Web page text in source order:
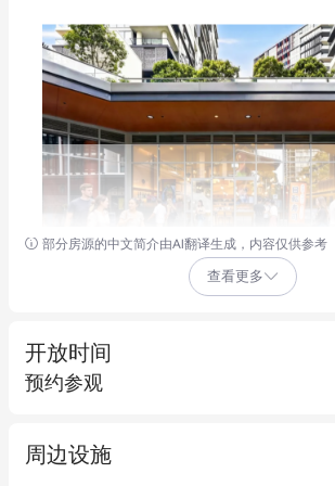
部分房源的中文简介由AI翻译生成，内容仅供参考
查看更多
开放时间
预约参观
周边设施